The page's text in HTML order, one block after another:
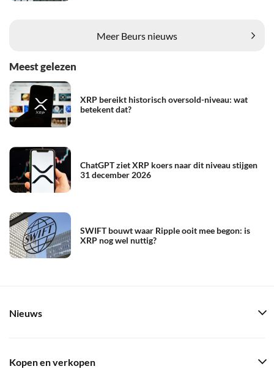
Meer Beurs nieuws
Meest gelezen
XRP bereikt historisch oversold-niveau: wat
betekent dat?
ChatGPT ziet XRP koers naar dit niveau stijgen
31 december 2026
SWIFT bouwt waar Ripple ooit mee begon: is
XRP nog wel nuttig?
Nieuws
Kopen en verkopen